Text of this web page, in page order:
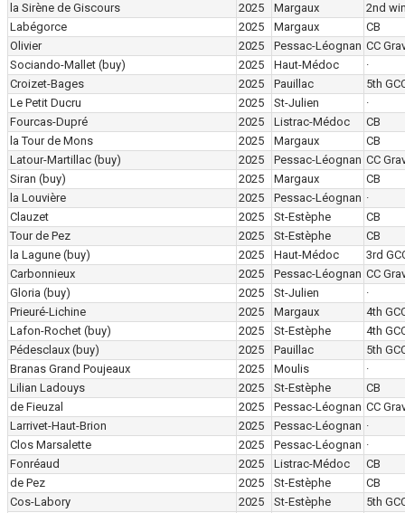
la Sirène de Giscours
2025 Margaux
2nd
Labégorce
2025 Margaux
CB
Olivier
2025 Pessac-Léognan CC
Sociando-Mallet (buy) 2025 Haut-Médoc
·
Croizet-Bages
2025 Pauillac
5th
Le Petit Ducru
2025 St-Julien
·
Fourcas-Dupré
2025 Listrac-Médoc
CB
la Tour de Mons
2025 Margaux
CB
Latour-Martillac (buy) 2025 Pessac-Léognan CC
Siran (buy) 2025 Margaux
CB
la Louvière
2025 Pessac-Léognan ·
Clauzet
2025 St-Estèphe
CB
Tour de Pez
2025 St-Estèphe
CB
la Lagune (buy) 2025 Haut-Médoc
3rd
Carbonnieux
2025 Pessac-Léognan CC
Gloria (buy) 2025 St-Julien
·
Prieuré-Lichine
2025 Margaux
4th
Lafon-Rochet (buy) 2025 St-Estèphe
4th
Pédesclaux (buy) 2025 Pauillac
5th
Branas Grand Poujeaux
2025 Moulis
·
Lilian Ladouys
2025 St-Estèphe
CB
de Fieuzal
2025 Pessac-Léognan CC
Larrivet-Haut-Brion
2025 Pessac-Léognan ·
Clos Marsalette
2025 Pessac-Léognan ·
Fonréaud
2025 Listrac-Médoc
CB
de Pez
2025 St-Estèphe
CB
Cos-Labory
2025 St-Estèphe
5th